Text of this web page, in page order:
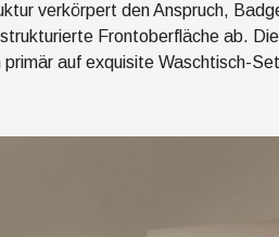
verkörpert den Anspruch,
Frontoberfläche ab.
auf exquisite Waschtisch-